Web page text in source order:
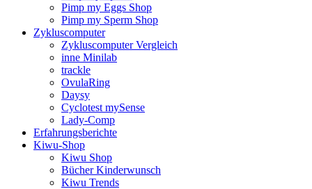
Pimp my Eggs Shop
Pimp my Sperm Shop
Zyklus­com­pu­ter
Zyklus­com­pu­ter Ver­gleich
inne Mini­lab
track­le
Ovu­la­Ring
Day­sy
Cyclo­test mySen­se
Lady-Comp
Erfah­rungs­be­rich­te
Kiwu-Shop
Kiwu Shop
Bücher Kin­der­wunsch
Kiwu Trends